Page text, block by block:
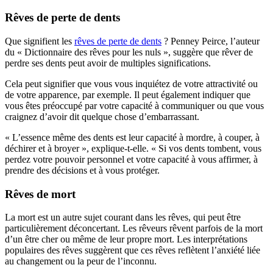
Rêves de perte de dents
Que signifient les rêves de perte de dents ? Penney Peirce, l’auteur
du « Dictionnaire des rêves pour les nuls », suggère que rêver de
perdre ses dents peut avoir de multiples significations.
Cela peut signifier que vous vous inquiétez de votre attractivité ou
de votre apparence, par exemple. Il peut également indiquer que
vous êtes préoccupé par votre capacité à communiquer ou que vous
craignez d’avoir dit quelque chose d’embarrassant.
« L’essence même des dents est leur capacité à mordre, à couper, à
déchirer et à broyer », explique-t-elle. « Si vos dents tombent, vous
perdez votre pouvoir personnel et votre capacité à vous affirmer, à
prendre des décisions et à vous protéger.
Rêves de mort
La mort est un autre sujet courant dans les rêves, qui peut être
particulièrement déconcertant. Les rêveurs rêvent parfois de la mort
d’un être cher ou même de leur propre mort. Les interprétations
populaires des rêves suggèrent que ces rêves reflètent l’anxiété liée
au changement ou la peur de l’inconnu.